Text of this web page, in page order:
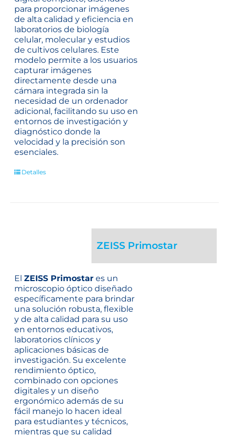
para proporcionar imágenes
de alta calidad y eficiencia en
laboratorios de biología
celular, molecular y estudios
de cultivos celulares. Este
modelo permite a los usuarios
capturar imágenes
directamente desde una
cámara integrada sin la
necesidad de un ordenador
adicional, facilitando su uso en
entornos de investigación y
diagnóstico donde la
velocidad y la precisión son
esenciales.
Detalles
ZEISS Primostar
ElZEISS Primostar es un
microscopio óptico diseñado
específicamente para brindar
una solución robusta, flexible
y de alta calidad para su uso
en entornos educativos,
laboratorios clínicos y
aplicaciones básicas de
investigación. Su excelente
rendimiento óptico,
combinado con opciones
digitales y un diseño
ergonómico además de su
fácil manejo lo hacen ideal
para estudiantes y técnicos,
mientras que su calidad